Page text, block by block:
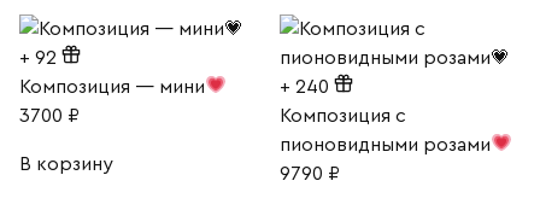
+ 92
Композиция — мини
3700 ₽
В корзину
+ 240
Композиция с
пионовидными розами
9790 ₽